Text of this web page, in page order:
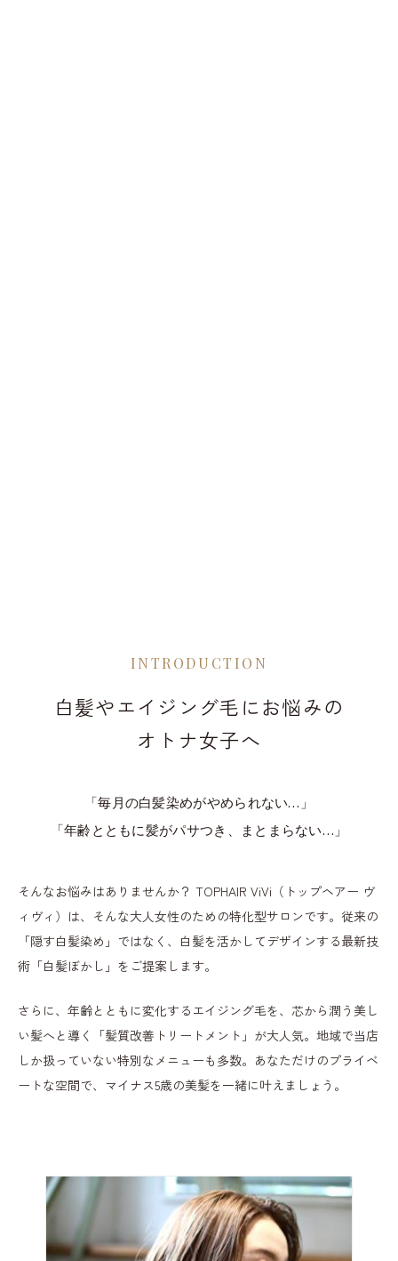
INTRODUCTION
白髪やエイジング毛にお悩みの
オトナ女子へ
「毎月の白髪染めがやめられない…」
「年齢とともに髪がパサつき、まとまらない…」
そんなお悩みはありませんか？ TOPHAIR ViVi（トップヘアー ヴ
ィヴィ）は、そんな大人女性のための特化型サロンです。従来の
「隠す白髪染め」ではなく、白髪を活かしてデザインする最新技
術「白髪ぼかし」をご提案します。
さらに、年齢とともに変化するエイジング毛を、芯から潤う美し
い髪へと導く「髪質改善トリートメント」が大人気。地域で当店
しか扱っていない特別なメニューも多数。あなただけのプライベ
ートな空間で、マイナス5歳の美髪を一緒に叶えましょう。